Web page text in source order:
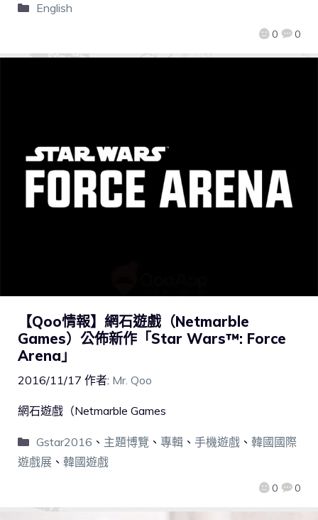
0 0
English
【Qoo情報】網石遊戲（Netmarble
Games）公佈新作「Star Wars™: Force
Arena」
2016/11/17 作者: Mr. Qoo
0 0
網石遊戲（Netmarble Games
Gstar2016 、 主題博覽 、 專輯、 手機遊戲、 韓國國際
遊戲展 、 韓國遊戲